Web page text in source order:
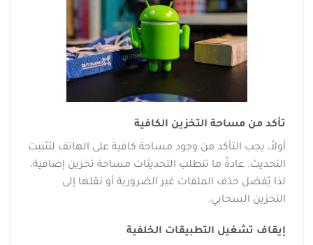
تأكد من مساحة التخزين الكافية
أولاً، يجب التأكد من وجود مساحة كافية على الهاتف لتثبيت
التحديث. عادةً ما تتطلب التحديثات مساحة تخزين إضافية،
لذا يُفضل حذف الملفات غير الضرورية أو نقلها إلى
التخزين السحابي.
إيقاف تشغيل التطبيقات الخلفية